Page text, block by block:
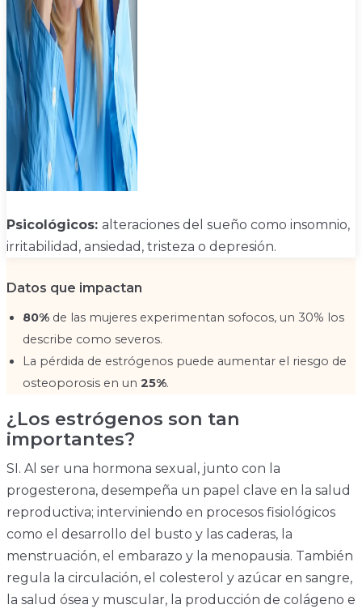
Psicológicos: alteraciones del sueño como insomnio,
irritabilidad, ansiedad, tristeza o depresión.
Datos que impactan
80% de las mujeres experimentan sofocos, un 30% los
describe como severos.
La pérdida de estrógenos puede aumentar el riesgo de
osteoporosis en un 25%.
¿Los estrógenos son tan
importantes?
SI. Al ser una hormona sexual, junto con la
progesterona, desempeña un papel clave en la salud
reproductiva; interviniendo en procesos fisiológicos
como el desarrollo del busto y las caderas, la
menstruación, el embarazo y la menopausia. También
regula la circulación, el colesterol y azúcar en sangre,
la salud ósea y muscular, la producción de colágeno e